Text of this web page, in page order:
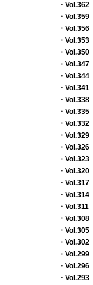
・Vol.362
・Vol.359
・Vol.356
・Vol.353
・Vol.350
・Vol.347
・Vol.344
・Vol.341
・Vol.338
・Vol.335
・Vol.332
・Vol.329
・Vol.326
・Vol.323
・Vol.320
・Vol.317
・Vol.314
・Vol.311
・Vol.308
・Vol.305
・Vol.302
・Vol.299
・Vol.296
・Vol.293